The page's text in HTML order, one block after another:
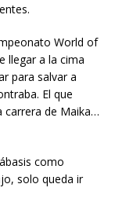
World of
llegar a la cima
para salvar a
El que
carrera de Maika…
como
solo queda ir